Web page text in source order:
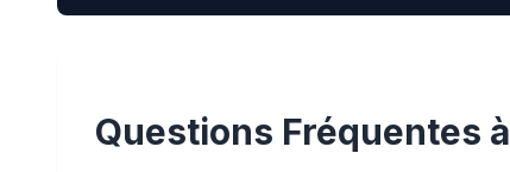
Questions Fréquentes à